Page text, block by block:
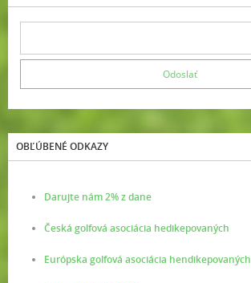
OBĽÚBENÉ ODKAZY
Darujte nám 2% z dane
Česká golfová asociácia hedikepovaných
Európska golfová asociácia hendikepovaných